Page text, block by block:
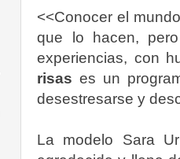
<<Conocer el
que lo hacen,
experiencias, con
risas es un
desestresarse y
La modelo Sara